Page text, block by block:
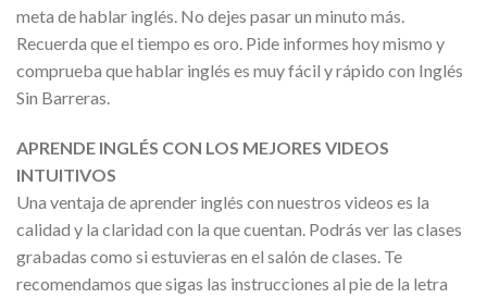
meta de hablar inglés. No dejes pasar un minuto más.
Recuerda que el tiempo es oro. Pide informes hoy mismo y
comprueba que hablar inglés es muy fácil y rápido con Inglés
Sin Barreras.
APRENDE INGLÉS CON LOS MEJORES VIDEOS
INTUITIVOS
Una ventaja de aprender inglés con nuestros videos es la
calidad y la claridad con la que cuentan. Podrás ver las clases
grabadas como si estuvieras en el salón de clases. Te
recomendamos que sigas las instrucciones al pie de la letra